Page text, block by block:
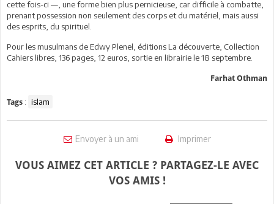
cette fois-ci —, une forme bien plus pernicieuse, car difficile à combatte,
prenant possession non seulement des corps et du matériel, mais aussi
des esprits, du spirituel.
Pour les musulmans de Edwy Plenel, éditions La découverte, Collection
Cahiers libres, 136 pages, 12 euros, sortie en librairie le 18 septembre.
Farhat Othman
Tags : islam
Envoyer à un ami Imprimer
VOUS AIMEZ CET ARTICLE ? PARTAGEZ-LE AVEC
VOS AMIS !